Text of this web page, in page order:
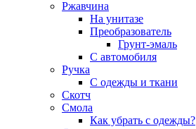
Ржавчина
На унитазе
Преобразователь
Грунт-эмаль
С автомобиля
Ручка
С одежды и ткани
Скотч
Смола
Как убрать с одежды?